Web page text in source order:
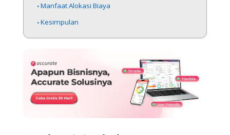
Manfaat Alokasi Biaya
Kesimpulan